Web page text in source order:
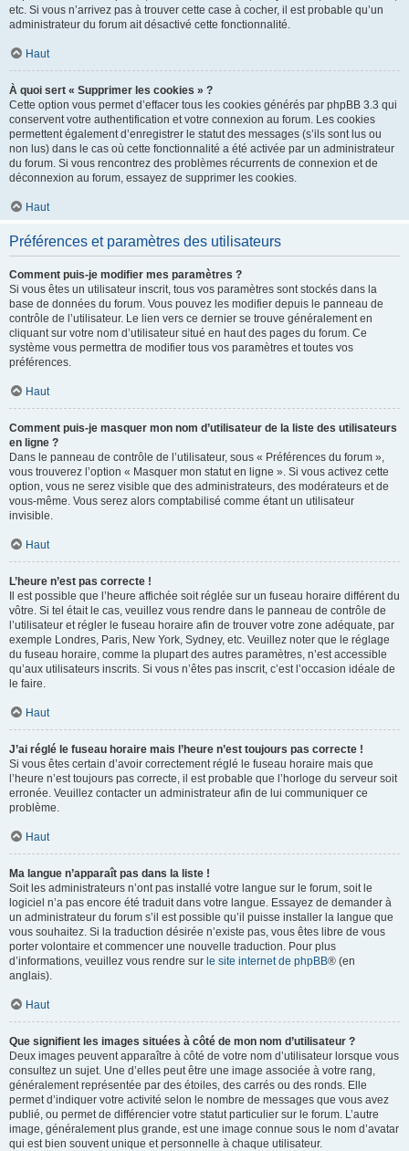
etc. Si vous n’arrivez pas à trouver cette case à cocher, il est probable qu’un
administrateur du forum ait désactivé cette fonctionnalité.
Haut
À quoi sert « Supprimer les cookies » ?
Cette option vous permet d’effacer tous les cookies générés par phpBB 3.3 qui
conservent votre authentification et votre connexion au forum. Les cookies
permettent également d’enregistrer le statut des messages (s’ils sont lus ou
non lus) dans le cas où cette fonctionnalité a été activée par un administrateur
du forum. Si vous rencontrez des problèmes récurrents de connexion et de
déconnexion au forum, essayez de supprimer les cookies.
Haut
Préférences et paramètres des utilisateurs
Comment puis-je modifier mes paramètres ?
Si vous êtes un utilisateur inscrit, tous vos paramètres sont stockés dans la
base de données du forum. Vous pouvez les modifier depuis le panneau de
contrôle de l’utilisateur. Le lien vers ce dernier se trouve généralement en
cliquant sur votre nom d’utilisateur situé en haut des pages du forum. Ce
système vous permettra de modifier tous vos paramètres et toutes vos
préférences.
Haut
Comment puis-je masquer mon nom d’utilisateur de la liste des utilisateurs
en ligne ?
Dans le panneau de contrôle de l’utilisateur, sous « Préférences du forum »,
vous trouverez l’option « Masquer mon statut en ligne ». Si vous activez cette
option, vous ne serez visible que des administrateurs, des modérateurs et de
vous-même. Vous serez alors comptabilisé comme étant un utilisateur
invisible.
Haut
L’heure n’est pas correcte !
Il est possible que l’heure affichée soit réglée sur un fuseau horaire différent du
vôtre. Si tel était le cas, veuillez vous rendre dans le panneau de contrôle de
l’utilisateur et régler le fuseau horaire afin de trouver votre zone adéquate, par
exemple Londres, Paris, New York, Sydney, etc. Veuillez noter que le réglage
du fuseau horaire, comme la plupart des autres paramètres, n’est accessible
qu’aux utilisateurs inscrits. Si vous n’êtes pas inscrit, c’est l’occasion idéale de
le faire.
Haut
J’ai réglé le fuseau horaire mais l’heure n’est toujours pas correcte !
Si vous êtes certain d’avoir correctement réglé le fuseau horaire mais que
l’heure n’est toujours pas correcte, il est probable que l’horloge du serveur soit
erronée. Veuillez contacter un administrateur afin de lui communiquer ce
problème.
Haut
Ma langue n’apparaît pas dans la liste !
Soit les administrateurs n’ont pas installé votre langue sur le forum, soit le
logiciel n’a pas encore été traduit dans votre langue. Essayez de demander à
un administrateur du forum s’il est possible qu’il puisse installer la langue que
vous souhaitez. Si la traduction désirée n’existe pas, vous êtes libre de vous
porter volontaire et commencer une nouvelle traduction. Pour plus
d’informations, veuillez vous rendre sur le site internet de phpBB® (en
anglais).
Haut
Que signifient les images situées à côté de mon nom d’utilisateur ?
Deux images peuvent apparaître à côté de votre nom d’utilisateur lorsque vous
consultez un sujet. Une d’elles peut être une image associée à votre rang,
généralement représentée par des étoiles, des carrés ou des ronds. Elle
permet d’indiquer votre activité selon le nombre de messages que vous avez
publié, ou permet de différencier votre statut particulier sur le forum. L’autre
image, généralement plus grande, est une image connue sous le nom d’avatar
qui est bien souvent unique et personnelle à chaque utilisateur.